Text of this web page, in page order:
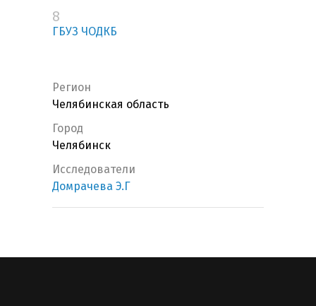
8
ГБУЗ ЧОДКБ
Регион
Челябинская область
Город
Челябинск
Исследователи
Домрачева Э.Г